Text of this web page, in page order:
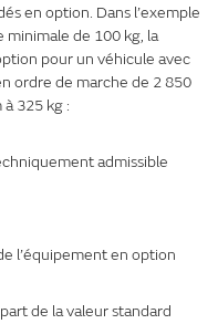
en option. Dans l’exemple
minimale de 100 kg, la
pour un véhicule avec
ordre de marche de 2 850
325 kg :
admissible
l’équipement en option
de la valeur standard